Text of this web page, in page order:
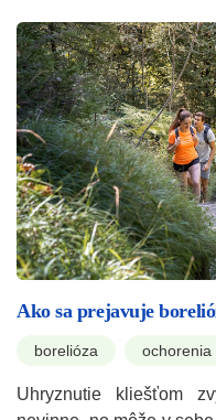
Ako sa prejavuje
borelióza ochorenia
Uhryznutie kliešťom